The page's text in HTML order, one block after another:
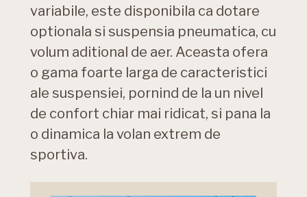
variabile, este disponibila ca dotare
optionala si suspensia pneumatica, cu
volum aditional de aer. Aceasta ofera
o gama foarte larga de caracteristici
ale suspensiei, pornind de la un nivel
de confort chiar mai ridicat, si pana la
o dinamica la volan extrem de
sportiva.